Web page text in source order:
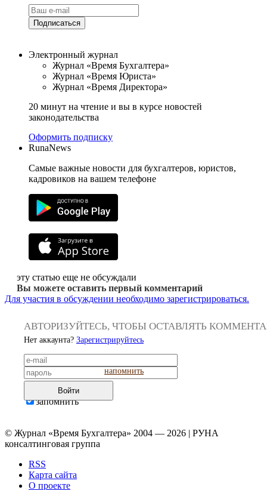
Подписаться
Электронный журнал
Журнал «Время Бухгалтера»
Журнал «Время Юриста»
Журнал «Время Директора»
20 минут на чтение и вы в курсе новостей
законодательства
Оформить подписку
RunaNews
Самые важные новости для бухгалтеров, юристов,
кадровиков на вашем телефоне
эту статью еще не обсуждали
Вы можете оставить первый комментарий
Для участия в обсуждении необходимо зарегистрироваться.
АВТОРИЗУЙТЕСЬ, ЧТОБЫ ОСТАВЛЯТЬ
Нет аккаунта? Зарегистрируйтесь
напомнить
Войти
запомнить
© Журнал «Время Бухгалтера» 2004 — 2026 | РУНА
консалтинговая группа
RSS
Карта сайта
О проекте